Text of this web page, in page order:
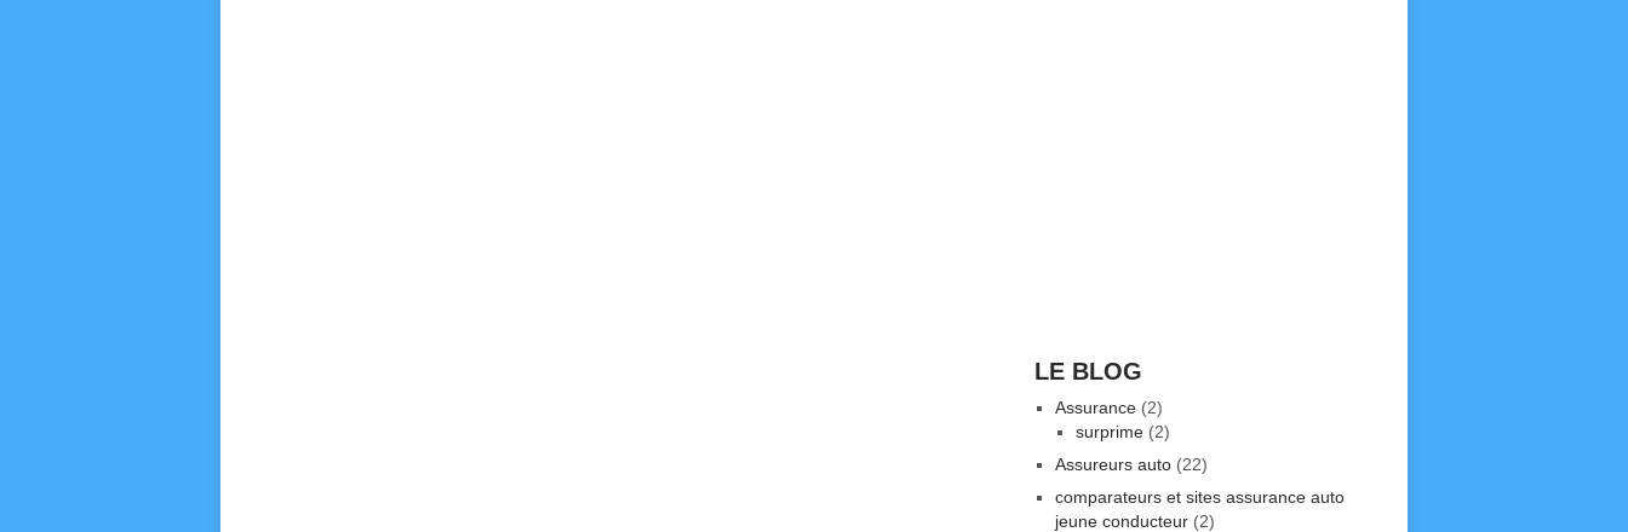
LE BLOG
Assurance (2)
surprime (2)
Assureurs auto (22)
comparateurs et sites assurance auto
jeune conducteur (2)